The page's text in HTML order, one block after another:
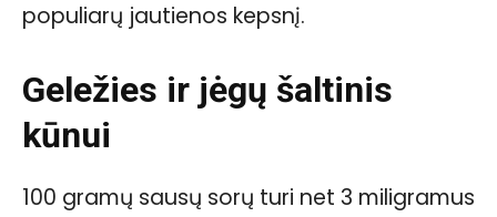
populiarų jautienos kepsnį.
Geležies ir jėgų šaltinis
kūnui
100 gramų sausų sorų turi net 3 miligramus